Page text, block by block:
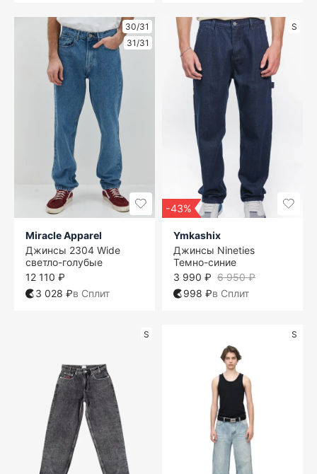
30/31
31/31
Miracle Apparel
Джинсы 2304 Wide
светло-голубые
12 110 ₽
3 028 ₽в Сплит
S
-43%
Ymkashix
Джинсы Nineties
Темно-синие
6 950 ₽
3 990 ₽
998 ₽в Сплит
S S